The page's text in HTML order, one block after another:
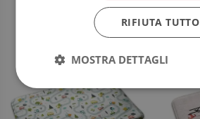
RIFIUTA TUTTO
MOSTRA DETTAGLI